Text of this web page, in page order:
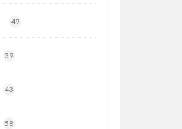
49
39
43
58